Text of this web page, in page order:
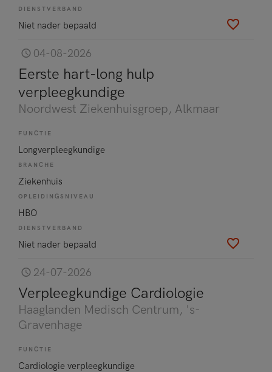
DIENSTVERBAND
Niet nader bepaald
04-08-2026
Eerste hart-long hulp
verpleegkundige
Noordwest Ziekenhuisgroep, Alkmaar
FUNCTIE
Longverpleegkundige
BRANCHE
Ziekenhuis
OPLEIDINGSNIVEAU
HBO
DIENSTVERBAND
Niet nader bepaald
24-07-2026
Verpleegkundige Cardiologie
Haaglanden Medisch Centrum, 's-
Gravenhage
FUNCTIE
Cardiologie verpleegkundige